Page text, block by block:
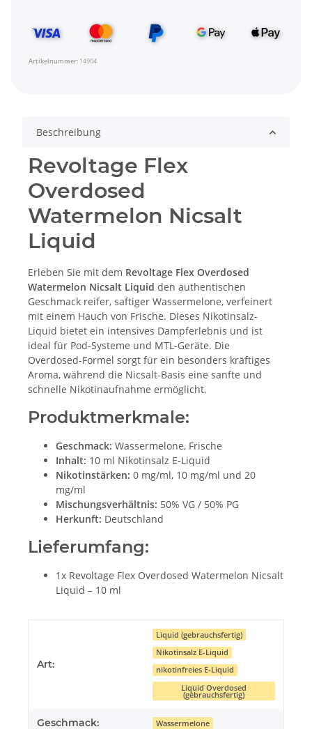
Artikelnummer: 14904
Beschreibung
Revoltage Flex
Overdosed
Watermelon Nicsalt
Liquid
Erleben Sie mit dem Revoltage Flex Overdosed
Watermelon Nicsalt Liquid den authentischen
Geschmack reifer, saftiger Wassermelone, verfeinert
mit einem Hauch von Frische. Dieses Nikotinsalz-
Liquid bietet ein intensives Dampferlebnis und ist
ideal für Pod-Systeme und MTL-Geräte. Die
Overdosed-Formel sorgt für ein besonders kräftiges
Aroma, während die Nicsalt-Basis eine sanfte und
schnelle Nikotinaufnahme ermöglicht.
Produktmerkmale:
Geschmack: Wassermelone, Frische
Inhalt: 10 ml Nikotinsalz E-Liquid
Nikotinstärken: 0 mg/ml, 10 mg/ml und 20
mg/ml
Mischungsverhältnis: 50% VG / 50% PG
Herkunft: Deutschland
Lieferumfang:
1x Revoltage Flex Overdosed Watermelon Nicsalt
Liquid – 10 ml
Art:
Liquid (gebrauchsfertig)
Nikotinsalz E-Liquid
nikotinfreies E-Liquid
Liquid Overdosed
(gebrauchsfertig)
Geschmack: Wassermelone